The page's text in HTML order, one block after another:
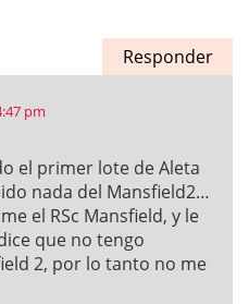
Responder
pm
el primer lote de Aleta
nada del Mansfield2…
el RSc Mansfield, y le
que no tengo
2, por lo tanto no me